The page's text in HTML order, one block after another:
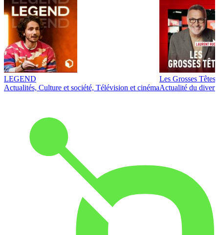
LEGEND
Actualités, Culture et société, Télévision et cinéma
Les Grosses Têtes
Actualité du